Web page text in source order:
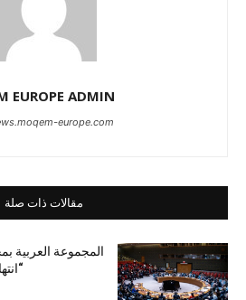
EUROPE ADMIN
europe.com
مقالات ذات صلة
المجموعة العربية